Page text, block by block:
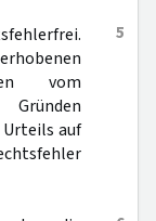
5
vom
Gründen
Urteils auf